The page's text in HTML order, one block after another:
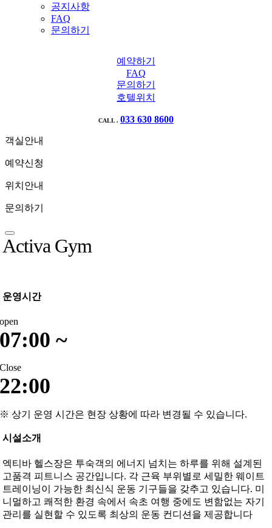
공지사항
FAQ
문의하기
예약하기
FAQ
문의하기
호텔위치
CALL . 033 630 8600
객실안내
예약신청
위치안내
문의하기
Activa Gym
운영시간
open
07:00 ~
Close
22:00
※ 상기 운영 시간은 현장 상황에 따라 변경될 수 있습니다.
시설소개
엑티바 헬스장은 투숙객의 에너지 넘치는 하루를 위해 설계된
고품격 피트니스 공간입니다. 각 근육 부위별로 세밀한 웨이트
트레이닝이 가능한 최신식 운동 기구들을 갖추고 있습니다. 미
니멀하고 쾌적한 환경 속에서 속초 여행 중에도 변함없는 자기
관리를 실현할 수 있도록 최상의 운동 컨디션을 제공합니다